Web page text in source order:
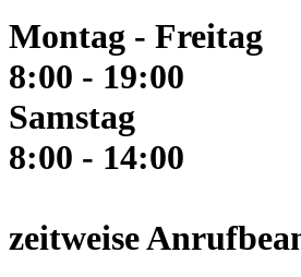
Montag - Freitag
8:00 - 19:00
Samstag
8:00 - 14:00
zeitweise